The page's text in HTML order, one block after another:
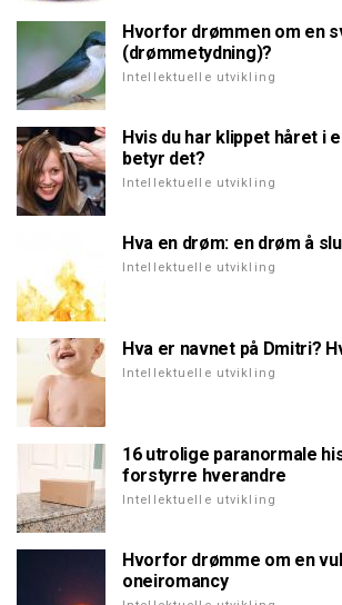
Hvorfor drømmen om en
(drømmetydning)?
Intellektuelle utvikling
Hvis du har klippet håret i
betyr det?
Intellektuelle utvikling
Hva en drøm: en drøm å
Intellektuelle utvikling
Hva er navnet på Dmitri?
Intellektuelle utvikling
16 utrolige paranormale
forstyrre hverandre
Intellektuelle utvikling
Hvorfor drømme om en
oneiromancy